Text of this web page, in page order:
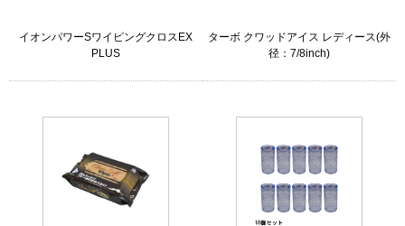
イオンパワーSワイピングクロスEX
PLUS
ターボ クワッドアイス レディース(外
径：7/8inch)